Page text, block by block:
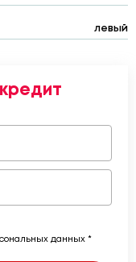
левый
данных *